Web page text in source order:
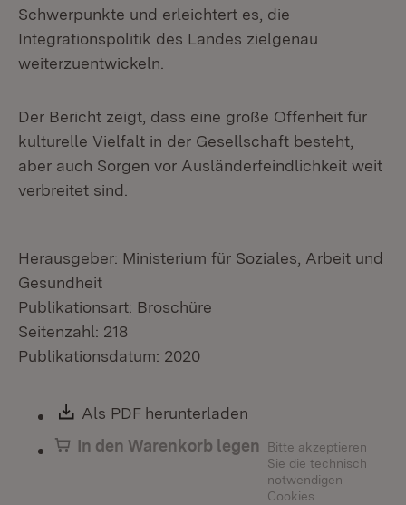
Schwerpunkte und erleichtert es, die
Integrationspolitik des Landes zielgenau
weiterzuentwickeln.
Der Bericht zeigt, dass eine große Offenheit für
kulturelle Vielfalt in der Gesellschaft besteht,
aber auch Sorgen vor Ausländerfeindlichkeit weit
verbreitet sind.
Herausgeber: Ministerium für Soziales, Arbeit und
Gesundheit
Publikationsart: Broschüre
Seitenzahl: 218
Publikationsdatum: 2020
Download:
Als PDF herunterladen
In den Warenkorb legen
Bitte akzeptieren
Sie die technisch
notwendigen
Cookies